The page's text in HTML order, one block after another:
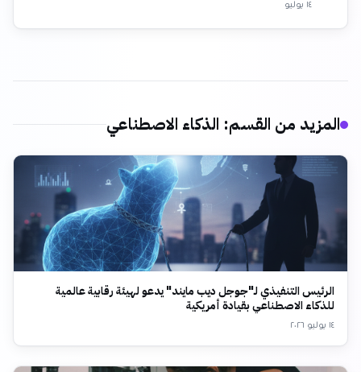
١٤ يوليو
المزيد من القسم: الذكاء الاصطناعي
الرئيس التنفيذي لـ"جوجل ديب مايند" يدعو لهيئة رقابية عالمية
للذكاء الاصطناعي بقيادة أمريكية
١٤ يوليو ٢٠٢٦